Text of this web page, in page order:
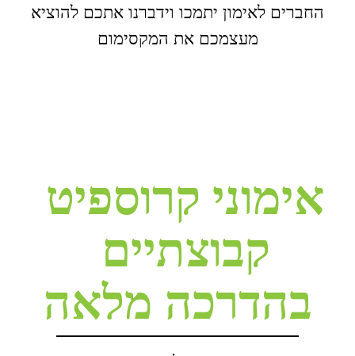
החברים לאימון יתמכו וידברנו אתכם להוציא
מעצמכם את המקסימום
אימוני קרוספיט
קבוצתיים
בהדרכה מלאה